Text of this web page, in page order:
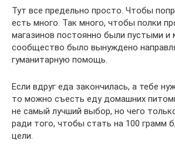
Тут все предельно просто. Чтобы
есть много. Так много, чтобы полки
магазинов постоянно были пустыми и
сообщество было вынуждено
гуманитарную помощь.
Если вдруг еда закончилась, а тебе
то можно съесть еду домашних
не самый лучший выбор, но чего
ради того, чтобы стать на 100 грамм
цели.